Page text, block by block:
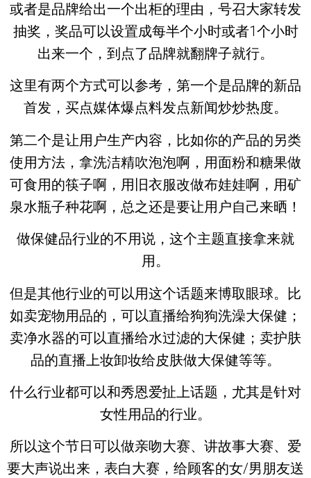
或者是品牌给出一个出柜的理由，号召大家转发
抽奖，奖品可以设置成每半个小时或者1个小时
出来一个，到点了品牌就翻牌子就行。
这里有两个方式可以参考，第一个是品牌的新品
首发，买点媒体爆点料发点新闻炒炒热度。
第二个是让用户生产内容，比如你的产品的另类
使用方法，拿洗洁精吹泡泡啊，用面粉和糖果做
可食用的筷子啊，用旧衣服改做布娃娃啊，用矿
泉水瓶子种花啊，总之还是要让用户自己来晒！
做保健品行业的不用说，这个主题直接拿来就
用。
但是其他行业的可以用这个话题来博取眼球。比
如卖宠物用品的，可以直播给狗狗洗澡大保健；
卖净水器的可以直播给水过滤的大保健；卖护肤
品的直播上妆卸妆给皮肤做大保健等等。
什么行业都可以和秀恩爱扯上话题，尤其是针对
女性用品的行业。
所以这个节日可以做亲吻大赛、讲故事大赛、爱
要大声说出来，表白大赛，给顾客的女/男朋友送